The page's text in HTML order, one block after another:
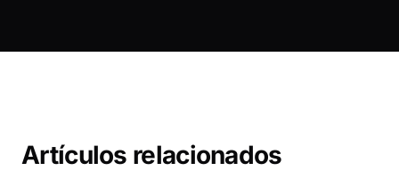
Artículos relacionados